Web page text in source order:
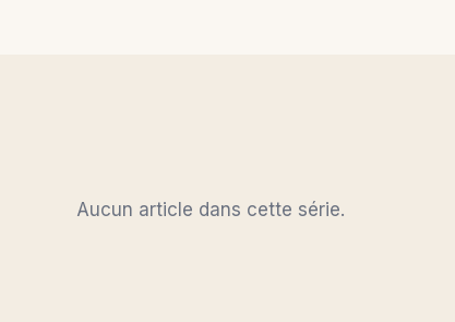
Aucun article dans cette série.